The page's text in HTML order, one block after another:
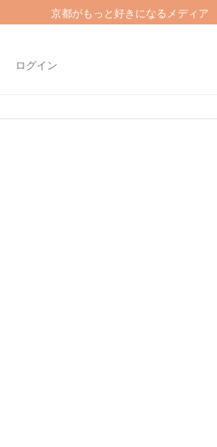
京都がもっと好きになるメディア
ログイン